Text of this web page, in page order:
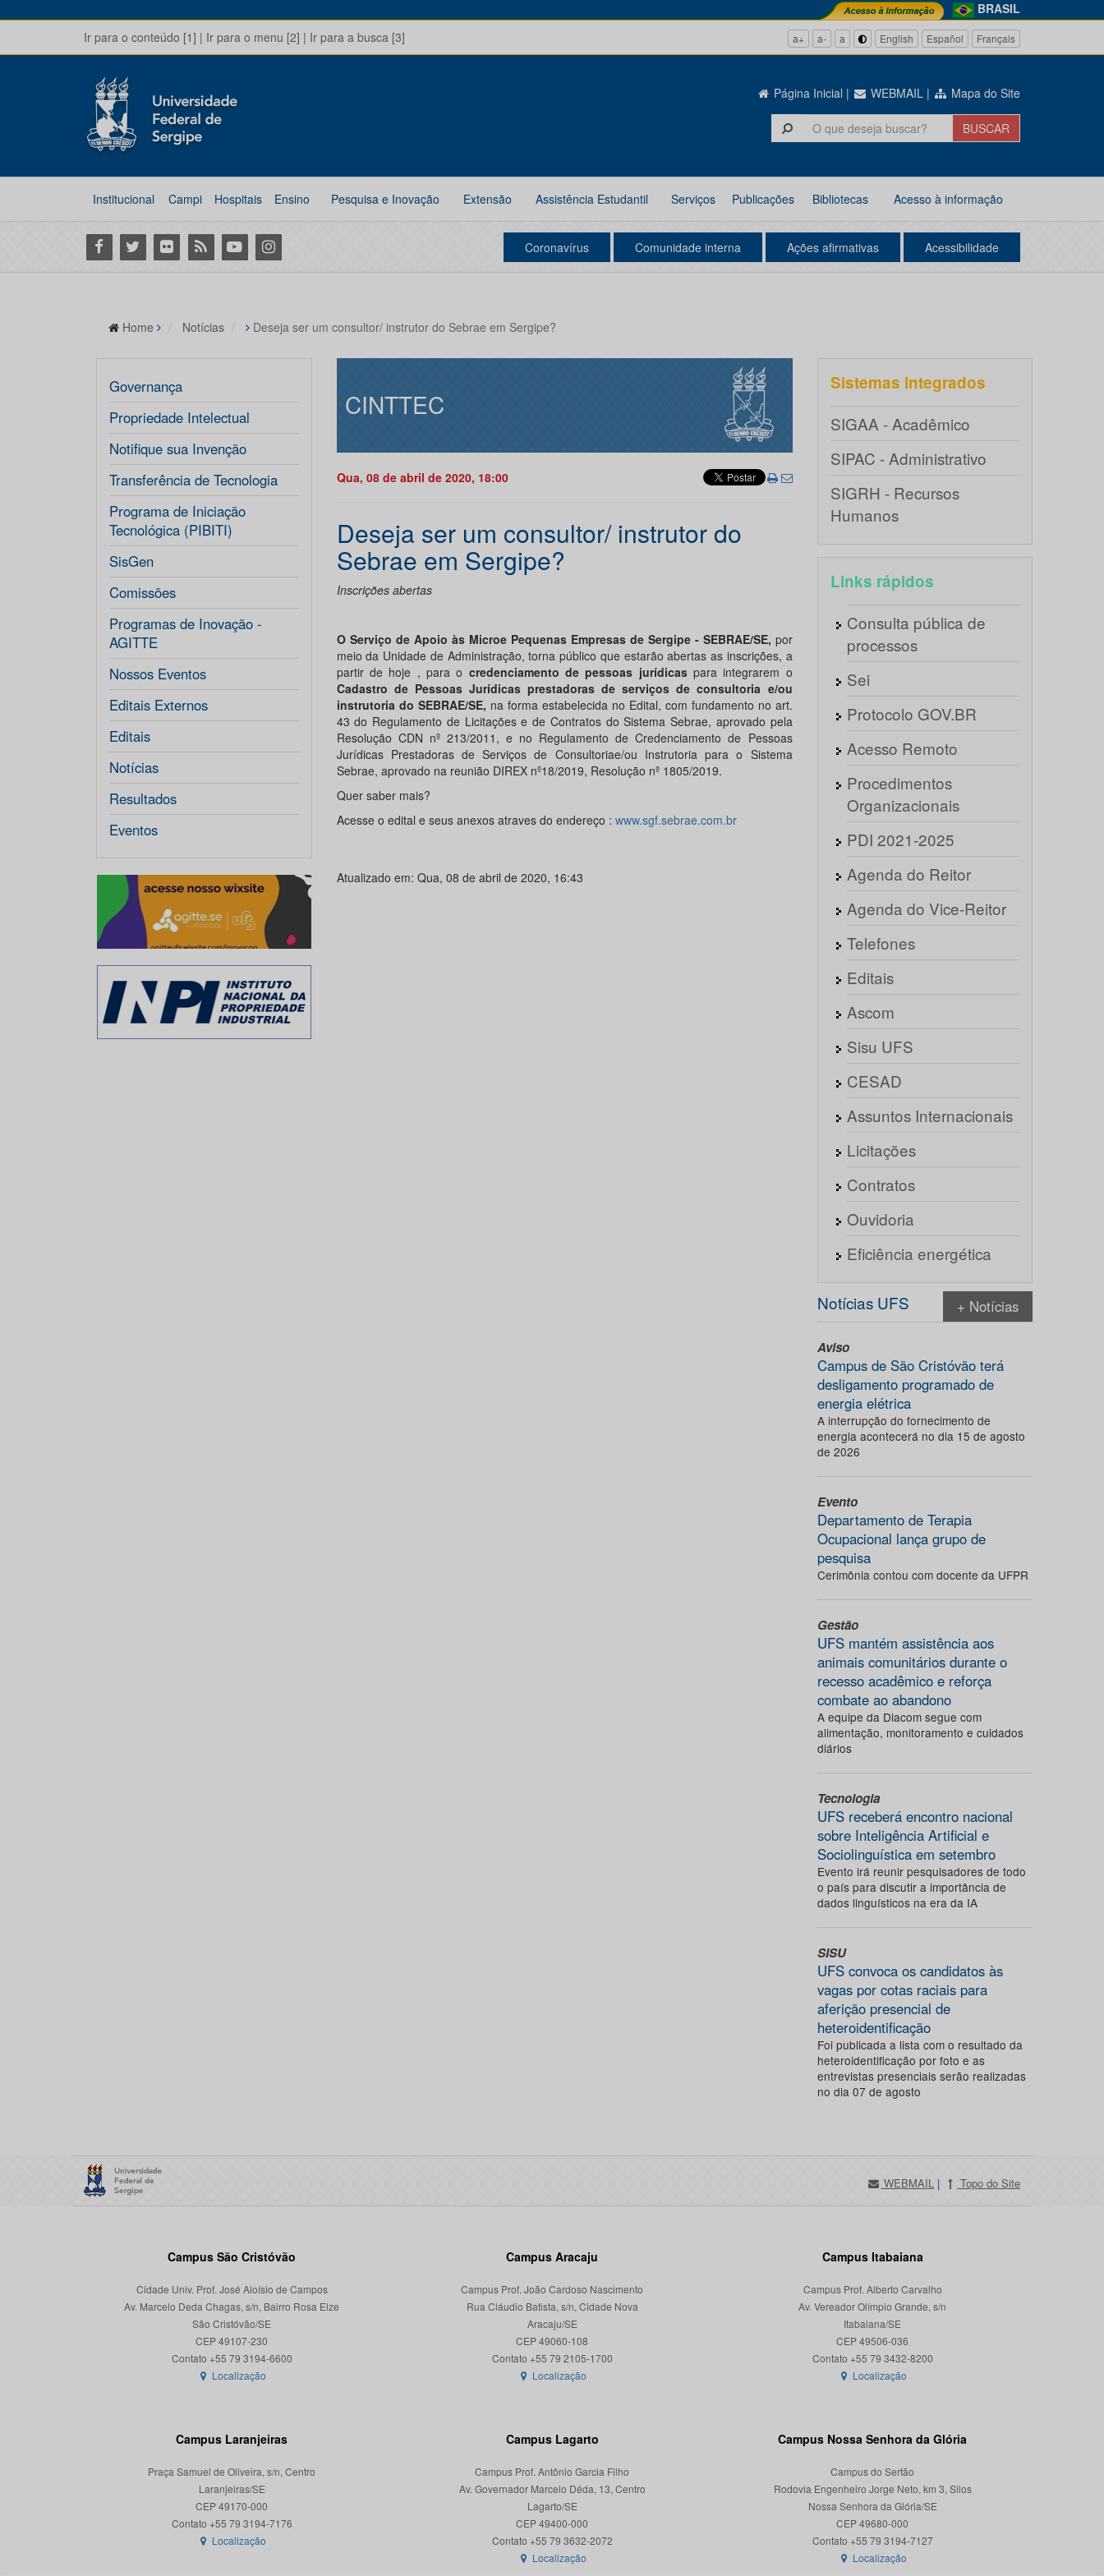
BRASIL
Ir para o conteúdo [1] | Ir para o menu [2] | Ir para a busca [3] a+ a- a English Español Français
Página Inicial | WEBMAIL | Mapa do Site
Institucional Campi Hospitais Ensino Pesquisa e Inovação Extensão Assistência Estudantil Serviços Publicações Bibliotecas Acesso à informação
Facebook
Twitter Flickr RSS YoutubeInstagram Coronavírus Comunidade interna Ações afirmativas Acessibilidade
Home Notícias Deseja ser um consultor/ instrutor do Sebrae em Sergipe?
Governança
Propriedade Intelectual
Notifique sua Invenção
Transferência de Tecnologia
Programa de Iniciação
Tecnológica (PIBITI)
SisGen
Comissões
Programas de Inovação -
AGITTE
Nossos Eventos
Editais Externos
Editais
Notícias
Resultados
Eventos
CINTTEC
Qua, 08 de abril de 2020, 18:00
Deseja ser um consultor/ instrutor do
Sebrae em Sergipe?
Inscrições abertas
O Serviço de Apoio às Microe Pequenas Empresas de Sergipe - SEBRAE/SE, por
meio da Unidade de Administração, torna público que estarão abertas as inscrições, a
partir de hoje , para o credenciamento de pessoas jurídicas para integrarem o
Cadastro de Pessoas Jurídicas prestadoras de serviços de consultoria e/ou
instrutoria do SEBRAE/SE, na forma estabelecida no Edital, com fundamento no art.
43 do Regulamento de Licitações e de Contratos do Sistema Sebrae, aprovado pela
Resolução CDN nº 213/2011, e no Regulamento de Credenciamento de Pessoas
Jurídicas Prestadoras de Serviços de Consultoriae/ou Instrutoria para o Sistema
Sebrae, aprovado na reunião DIREX nº18/2019, Resolução nº 1805/2019.
Quer saber mais?
Acesse o edital e seus anexos atraves do endereço : www.sgf.sebrae.com.br
Atualizado em: Qua, 08 de abril de 2020, 16:43
Sistemas integrados
SIGAA - Acadêmico
SIPAC - Administrativo
SIGRH - Recursos
Humanos
Links rápidos
Consulta pública de
processos
Sei
Protocolo GOV.BR
Acesso Remoto
Procedimentos
Organizacionais
PDI 2021-2025
Agenda do Reitor
Agenda do Vice-Reitor
Telefones
Editais
Ascom
Sisu UFS
CESAD
Assuntos Internacionais
Licitações
Contratos
Ouvidoria
Eficiência energética
Notícias UFS + Notícias
Aviso
Campus de São Cristóvão terá
desligamento programado de
energia elétrica
A interrupção do fornecimento de
energia acontecerá no dia 15 de agosto
de 2026
Evento
Departamento de Terapia
Ocupacional lança grupo de
pesquisa
Cerimônia contou com docente da UFPR
Gestão
UFS mantém assistência aos
animais comunitários durante o
recesso acadêmico e reforça
combate ao abandono
A equipe da Diacom segue com
alimentação, monitoramento e cuidados
diários
Tecnologia
UFS receberá encontro nacional
sobre Inteligência Artificial e
Sociolinguística em setembro
Evento irá reunir pesquisadores de todo
o país para discutir a importância de
dados linguísticos na era da IA
SISU
UFS convoca os candidatos às
vagas por cotas raciais para
aferição presencial de
heteroidentificação
Foi publicada a lista com o resultado da
heteroidentificação por foto e as
entrevistas presenciais serão realizadas
no dia 07 de agosto
WEBMAIL | Topo do Site
Campus São Cristóvão
Cidade Univ. Prof. José Aloísio de Campos
Av. Marcelo Deda Chagas, s/n, Bairro Rosa Elze
São Cristóvão/SE
CEP 49107-230
Localização
Campus Aracaju
Campus Prof. João Cardoso Nascimento
Rua Cláudio Batista, s/n, Cidade Nova
Aracaju/SE
CEP 49060-108
Localização
Campus Itabaiana
Campus Prof. Alberto Carvalho
Av. Vereador Olímpio Grande, s/n
Itabaiana/SE
CEP 49506-036
Localização
Campus Laranjeiras
Praça Samuel de Oliveira, s/n, Centro
Laranjeiras/SE
CEP 49170-000
Localização
Campus Lagarto
Campus Prof. Antônio Garcia Filho
Av. Governador Marcelo Déda, 13, Centro
Lagarto/SE
CEP 49400-000
Localização
Campus Nossa Senhora da Glória
Campus do Sertão
Rodovia Engenheiro Jorge Neto, km 3, Silos
Nossa Senhora da Glória/SE
CEP 49680-000
Contato +55 79 3194-7127
Localização